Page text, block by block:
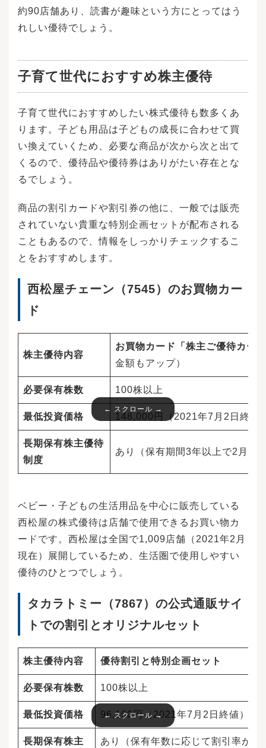
約90店舗あり、読書が趣味という方にとってはう
れしい優待でしょう。
子育て世代におすすめ株主優待
子育て世代におすすめしたい株式優待も数多くあ
ります。子ども用品は子どもの成長に合わせて買
い換えていくため、必要な商品が次から次と出て
くるので、優待品や優待券はありがたい存在とな
るでしょう。
商品の割引カードや割引券の他に、一般では販売
されていない貴重な特別企画セットが配布される
こともあるので、情報をしっかりチェックするこ
とをおすすめします。
西松屋チェーン（7545）のお買物カー
ド
株主優待内容
お買物カード「株主ご優待カー
金額もアップ）
必要保有株数 100株以上
最低投資価格 148,000円（2021年7月2日終値
長期保有株主優待
制度
あり（保有期間3年以上で2月に
ベビー・子どもの生活用品を中心に販売している
西松屋の株式優待は店舗で使用できるお買い物カ
ードです。西松屋は全国で1,009店舗（2021年2月
現在）展開しているため、生活圏で使用しやすい
優待のひとつでしょう。
タカラトミー（7867）の公式通販サイ
トでの割引とオリジナルセット
株主優待内容 優待割引と特別企画セット
必要保有株数 100株以上
最低投資価格 96,100円（2021年7月2日終値）
長期保有株主 あり（保有年数に応じて割引率が